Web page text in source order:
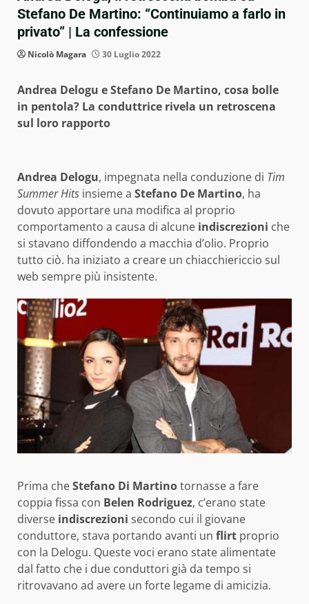
Stefano De Martino: “Continuiamo a farlo in
privato” | La confessione
Nicolò Magara 30 Luglio 2022
Andrea Delogu e Stefano De Martino, cosa bolle
in pentola? La conduttrice rivela un retroscena
sul loro rapporto
Andrea Delogu, impegnata nella conduzione di Tim
Summer Hits insieme a Stefano De Martino, ha
dovuto apportare una modifica al proprio
comportamento a causa di alcune indiscrezioni che
si stavano diffondendo a macchia d’olio. Proprio
tutto ciò. ha iniziato a creare un chiacchiericcio sul
web sempre più insistente.
Prima cheStefano Di Martinotornasse a fare
coppia fissa con Belen Rodriguez, c’erano state
diverse indiscrezioni secondo cui il giovane
conduttore, stava portando avanti un flirt proprio
con la Delogu. Queste voci erano state alimentate
dal fatto che i due conduttori già da tempo si
ritrovavano ad avere un forte legame di amicizia.